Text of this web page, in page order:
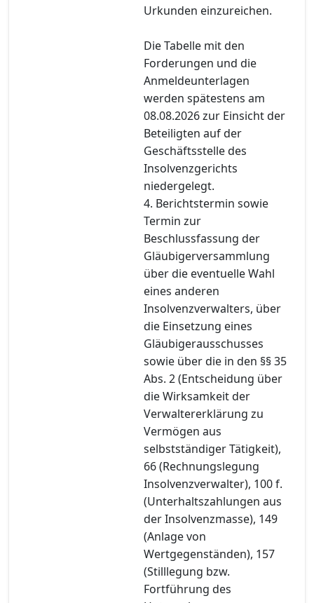
Urkunden einzureichen.
Die Tabelle mit den
Forderungen und die
Anmeldeunterlagen
werden spätestens am
08.08.2026 zur Einsicht der
Beteiligten auf der
Geschäftsstelle des
Insolvenzgerichts
niedergelegt.
4. Berichtstermin sowie
Termin zur
Beschlussfassung der
Gläubigerversammlung
über die eventuelle Wahl
eines anderen
Insolvenzverwalters, über
die Einsetzung eines
Gläubigerausschusses
sowie über die in den §§ 35
Abs. 2 (Entscheidung über
die Wirksamkeit der
Verwaltererklärung zu
Vermögen aus
selbstständiger Tätigkeit),
66 (Rechnungslegung
Insolvenzverwalter), 100 f.
(Unterhaltszahlungen aus
der Insolvenzmasse), 149
(Anlage von
Wertgegenständen), 157
(Stilllegung bzw.
Fortführung des